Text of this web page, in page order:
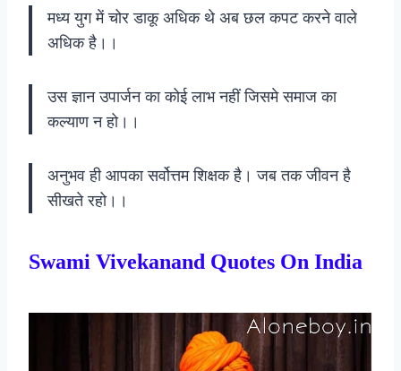
मध्य युग में चोर डाकू अधिक थे अब छल कपट करने वाले
अधिक है।।
उस ज्ञान उपार्जन का कोई लाभ नहीं जिसमे समाज का
कल्याण न हो।।
अनुभव ही आपका सर्वोत्तम शिक्षक है। जब तक जीवन है
सीखते रहो।।
Swami Vivekanand Quotes On India